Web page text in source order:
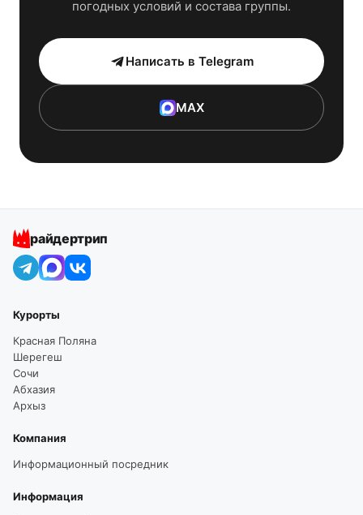
погодных условий и состава группы.
Написать в Telegram
MAX
райдертрип
Курорты
Красная Поляна
Шерегеш
Сочи
Абхазия
Архыз
Компания
Информационный посредник
Информация